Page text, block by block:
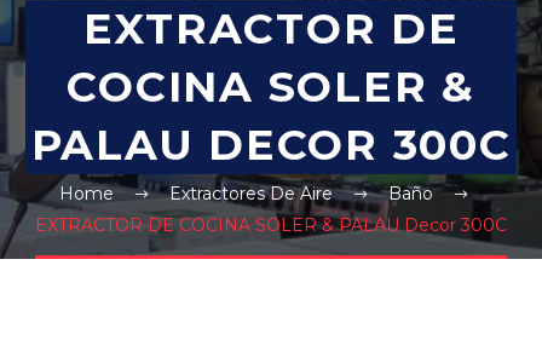
EXTRACTOR DE
COCINA SOLER &
PALAU DECOR 300C
Home Extractores De Aire
Baño
EXTRACTOR DE COCINA SOLER & PALAU Decor 300C